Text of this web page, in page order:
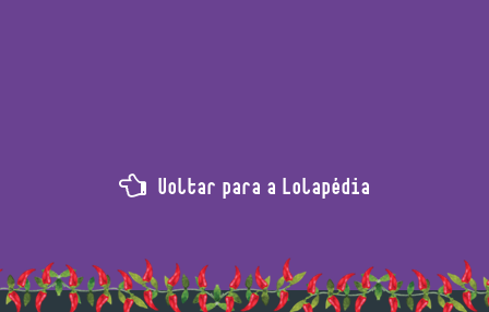
Voltar para a Lolapédia